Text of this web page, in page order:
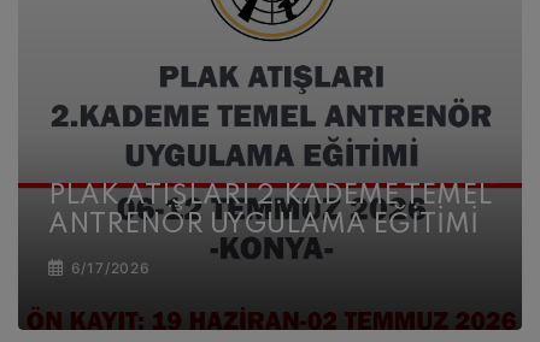
PLAK ATIŞLARI 2.KADEME TEMEL
ANTRENÖR UYGULAMA EĞİTİMİ
6/17/2026